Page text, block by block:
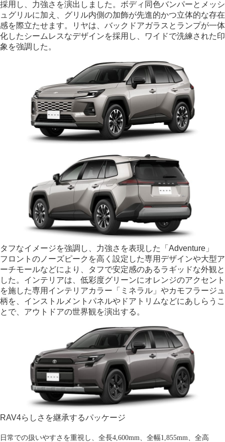
採用し、力強さを演出しました。ボディ同色バンパーとメッシ
ュグリルに加え、グリル内側の加飾が先進的かつ立体的な存在
感を際立たせます。リヤは、バックドアガラスとランプが一体
化したシームレスなデザインを採用し、ワイドで洗練された印
象を強調した。
タフなイメージを強調し、 力強さを表現した「Adventure」
フロントのノーズピークを高く設定した専用デザインや大型ア
ーチモールなどにより、タフで安定感のあるラギッドな外観と
した。インテリアは、低彩度グリーンにオレンジのアクセント
を施した専用インテリアカラー「ミネラル」やカモフラージュ
柄を、インストルメントパネルやドアトリムなどにあしらうこ
とで、アウトドアの世界観を演出する。
RAV4らしさを継承するパッケージ
日常での扱いやすさを重視し、全長4,600mm、全幅1,855mm、全高